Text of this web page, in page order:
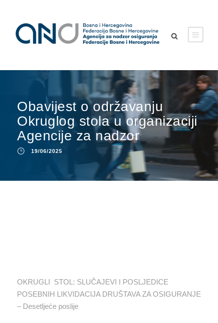
Obavijest o održavanju
Okruglog stola u organizaciji
Agencije za nadzor
19/06/2025
OKRUGLI STOL: SLUČAJEVI I POSLJEDICE
POSEBNIH LIKVIDACIJA DRUŠTAVA ZA OSIGURANJE
– Desetljeće poslije